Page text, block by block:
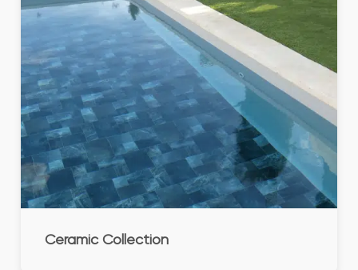
Ceramic Collection